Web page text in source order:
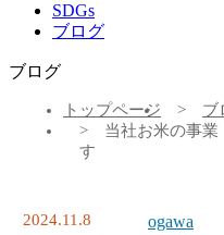
SDGs
ブログ
ブログ
トップページ ブ
当社お米の事業
す
2024.11.8 ogawa